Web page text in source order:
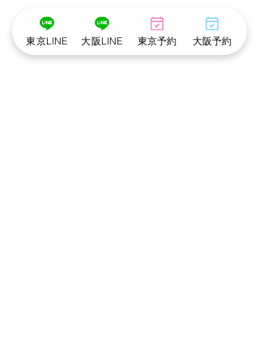
東京LINE 大阪LINE 東京予約 大阪予約